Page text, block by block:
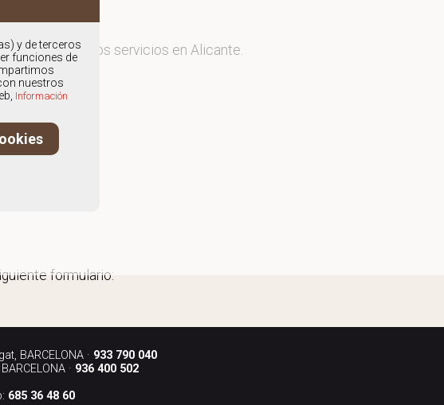
nuestros servicios en Alicante.
formulario:
BARCELONA · 933 790 040
· 936 400 502
685 36 48 60
y de terceros
funciones de
nuestros
Información